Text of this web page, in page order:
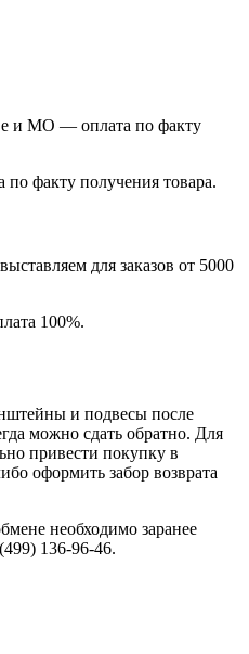
и МО — оплата по факту
факту получения товара.
для заказов от 5000
100%.
и подвесы после
можно сдать обратно. Для
привести покупку в
оформить забор возврата
необходимо заранее
136-96-46.